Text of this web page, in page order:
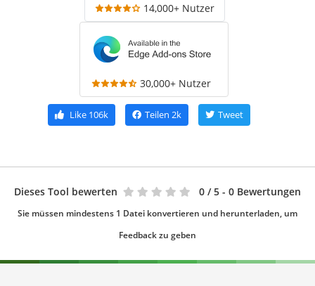
14,000+ Nutzer
30,000+ Nutzer
Like 106k Teilen 2k Tweet
Dieses Tool bewerten 0 / 5 - 0 Bewertungen
Sie müssen mindestens 1 Datei konvertieren und herunterladen, um
Feedback zu geben